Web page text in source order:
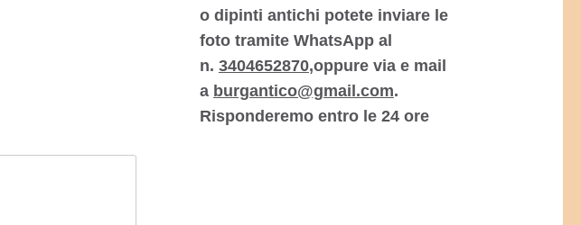
o dipinti antichi potete inviare le
foto tramite WhatsApp al
n. 3404652870,oppure via e mail
a burgantico@gmail.com.
Risponderemo entro le 24 ore